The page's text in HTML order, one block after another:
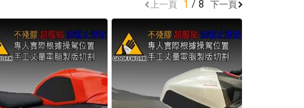
上一頁 1 8 下一頁